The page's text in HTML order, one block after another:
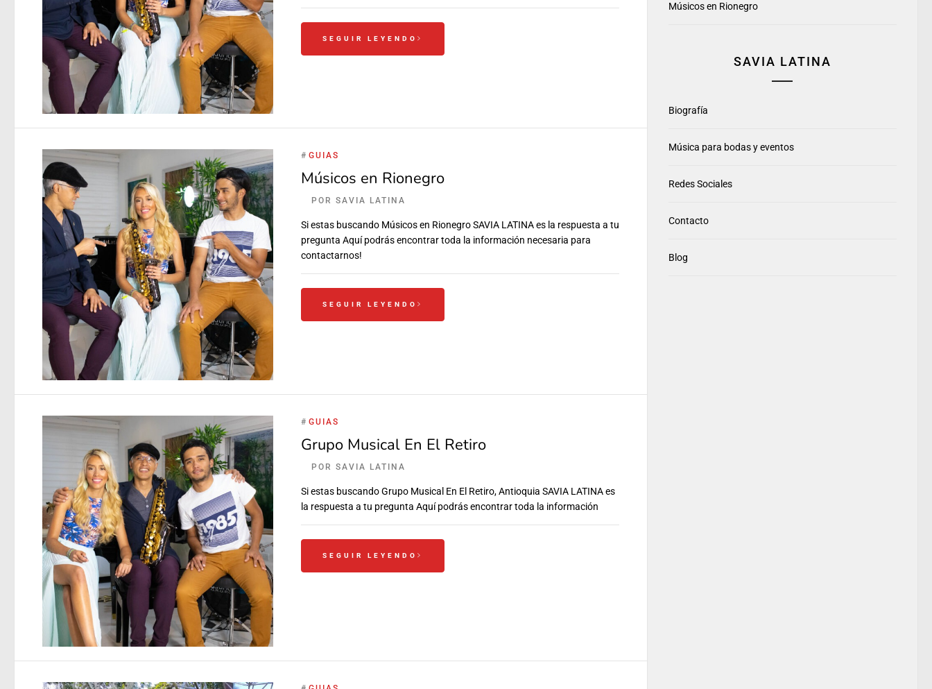
SEGUIR LEYENDO
# GUIAS
Músicos en Rionegro
POR SAVIA LATINA
Si estas buscando Músicos en Rionegro SAVIA LATINA es la respuesta a tu
pregunta Aquí podrás encontrar toda la información necesaria para
contactarnos!
SEGUIR LEYENDO
# GUIAS
Grupo Musical En El Retiro
POR SAVIA LATINA
Si estas buscando Grupo Musical En El Retiro, Antioquia SAVIA LATINA es
la respuesta a tu pregunta Aquí podrás encontrar toda la información
SEGUIR LEYENDO
Músicos en Rionegro
SAVIA LATINA
Biografía
Música para bodas y eventos
Redes Sociales
Contacto
Blog